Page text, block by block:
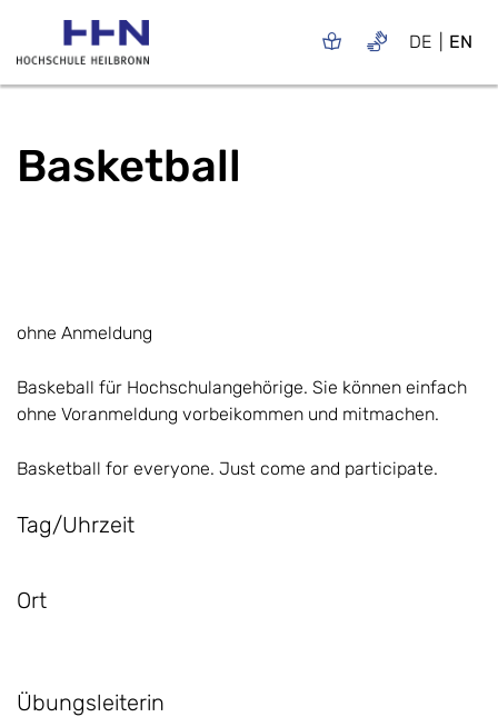
DE EN
Basketball
ohne Anmeldung
Baskeball für Hochschulangehörige. Sie können einfach
ohne Voranmeldung vorbeikommen und mitmachen.
Basketball for everyone. Just come and participate.
Tag/Uhrzeit
Ort
Übungsleiterin